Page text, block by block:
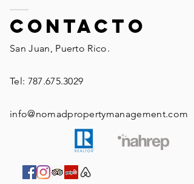
ContactO
San Juan, Puerto Rico.
Tel: 787.675.3029
info@nomadpropertymanagement.com